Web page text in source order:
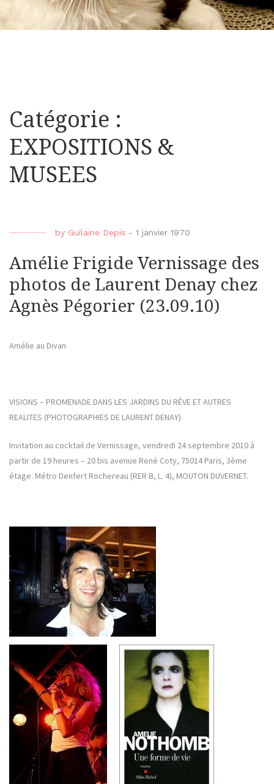
Catégorie :
EXPOSITIONS &
MUSEES
by Guilaine Depis - 1 janvier 1970
Amélie Frigide Vernissage des
photos de Laurent Denay chez
Agnès Pégorier (23.09.10)
Amélie au Divan
VISIONS – PROMENADE DANS LES JARDINS DU RÊVE ET AUTRES
REALITES (PHOTOGRAPHIES DE LAURENT DENAY)
Invitation au cocktail de Vernissage, vendredi 24 septembre 2010 à
partir de 19 heures – 20 bis avenue René Coty, 75014 Paris, 3ème
étage. Métro Denfert Rochereau (RER B, L. 4), MOUTON DUVERNET.